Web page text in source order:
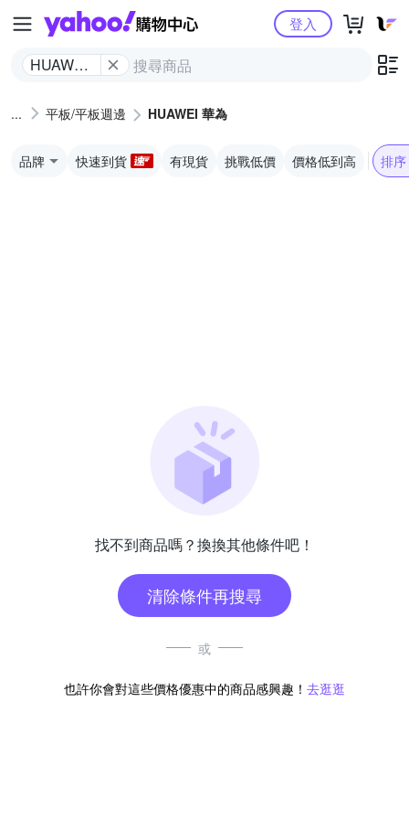
Yahoo購物中心
HUAWEI
登入
平板/平板週邊 HUAWEI 華為
品牌 快速到貨 有現貨 挑戰低價 價格低到高 排序
找不到商品嗎？換換其他條件吧！
清除條件再搜尋
或
也許你會對這些價格優惠中的商品感興趣！ 去逛逛